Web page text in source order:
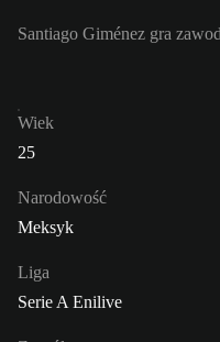
Santiago Giménez gra
Wiek
25
Narodowość
Meksyk
Liga
Serie A Enilive